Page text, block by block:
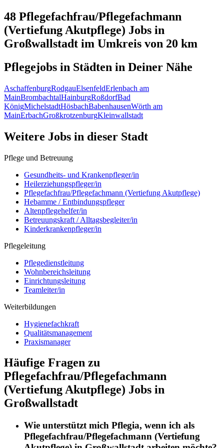
48 Pflegefachfrau/Pflegefachmann
(Vertiefung Akutpflege) Jobs in
Großwallstadt im Umkreis von 20 km
Pflegejobs in Städten in Deiner Nähe
AschaffenburgRodgauElsenfeldErlenbach am
MainBrombachtalHainburgRoßdorfBad
KönigMichelstadtHösbachBabenhausenWörth am
MainErbachGroßkrotzenburgKleinwallstadt
Weitere Jobs in dieser Stadt
Pflege und Betreuung
Gesundheits- und Krankenpfleger/in
Heilerziehungspfleger/in
Pflegefachfrau/Pflegefachmann (Vertiefung Akutpflege)
Hebamme / Entbindungspfleger
Altenpflegehelfer/in
Betreuungskraft / Alltagsbegleiter/in
Kinderkrankenpfleger/in
Pflegeleitung
Pflegedienstleitung
Wohnbereichsleitung
Einrichtungsleitung
Teamleiter/in
Weiterbildungen
Hygienefachkraft
Qualitätsmanagement
Praxismanager
Häufige Fragen zu
Pflegefachfrau/Pflegefachmann
(Vertiefung Akutpflege) Jobs in
Großwallstadt
Wie unterstützt mich Pflegia, wenn ich als
Pflegefachfrau/Pflegefachmann (Vertiefung